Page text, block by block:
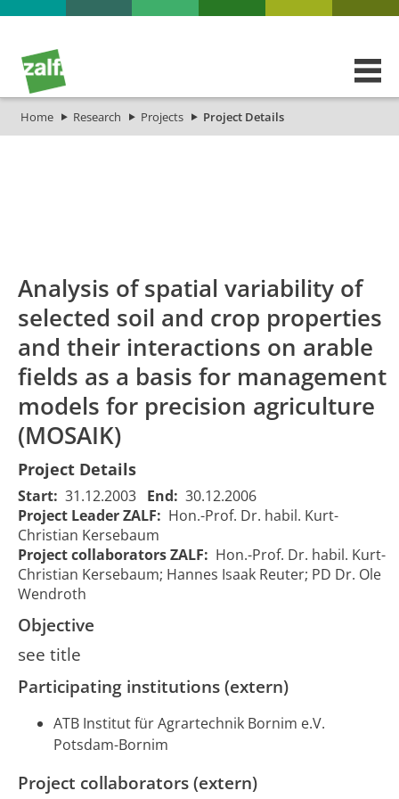
Home Research Projects Project Details
669
Analyse der räumlichen
Variabilität ausgewählter
Boden- und
Pflanzenbestandsmerkmale
und ihrer Wechselwirkung
auf Ackerflächen als
Grundlage verbesserter
Steuerungsmodelle zur
teilflächenspezifischen
MOSAIK)
Analysis of
spatial
variability of
and their
interactions
fields as a
basis for
01/01/
Analysis of spatial variability of
selected soil and crop properties
and their interactions on arable
fields as a basis for management
models for precision agriculture
(MOSAIK)
Project Details
Start: 31.12.2003 End: 30.12.2006
Project Leader ZALF: Hon.-Prof. Dr. habil. Kurt-
Christian Kersebaum
Project collaborators ZALF: Hon.-Prof. Dr. habil. Kurt-
Christian Kersebaum; Hannes Isaak Reuter; PD Dr. Ole
Wendroth
Objective
see title
Participating institutions (extern)
ATB Institut für Agrartechnik Bornim e.V.
Potsdam-Bornim
Project collaborators (extern)